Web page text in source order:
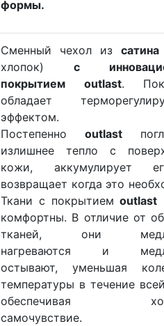
формы.
Сменный чехол из сатина
хлопок) с
покрытием outlast.
обладает
эффектом.
Постепенно outlast
излишнее тепло с
кожи, аккумулирует
возвращает когда это
Ткани с покрытиемoutlast
комфортны. В отличие от
тканей, они
нагреваются и
остывают, уменьшая
температуры в течение
обеспечивая
самочувствие.